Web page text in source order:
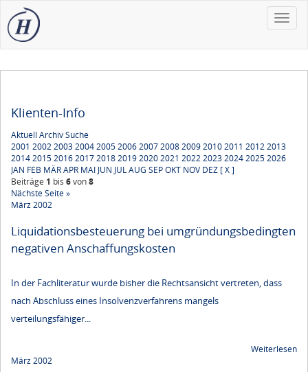
Toggle
Klienten-Info
Aktuell ArchivSuche
2001 2002200320042005200620072008200920102011 20122013
20142015201620172018201920202021 20222023202420252026
JAN FEB MÄRAPR MAI JUN JULAUG SEPOKT NOV DEZ [ X ]
Beiträge 1 bis 6von8
Nächste Seite »
März 2002
Liquidationsbesteuerung bei umgründungsbedingten
negativen Anschaffungskosten
In der Fachliteratur wurde bisher die Rechtsansicht vertreten, dass
nach Abschluss eines Insolvenzverfahrens mangels
verteilungsfähiger...
Weiterlesen
März 2002